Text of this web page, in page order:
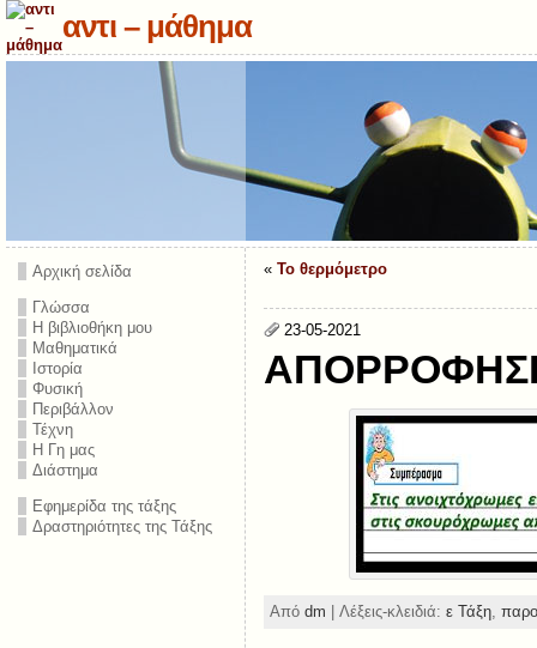
αντι – μάθημα
Αρχική σελίδα
Γλώσσα
Η βιβλιοθήκη μου
Μαθηματικά
Ιστορία
Φυσική
Περιβάλλον
Τέχνη
Η Γη μας
Διάστημα
Εφημερίδα της τάξης
Δραστηριότητες της Τάξης
« Το θερμόμετρο
23-05-2021
Από dm | Λέξεις-κλειδιά: ε Τάξη,